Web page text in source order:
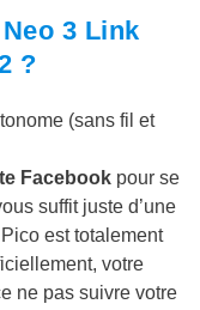
3 Link
?
(sans fil et
Facebook pour se
suffit juste d’une
est totalement
votre
ne pas suivre votre